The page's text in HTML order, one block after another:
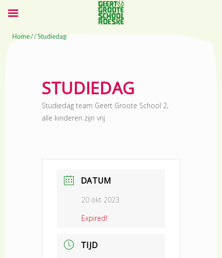
Home/ / Studiedag
STUDIEDAG
Studiedag team Geert Groote School 2,
alle kinderen zijn vrij
DATUM
20 okt 2023
Expired!
TIJD